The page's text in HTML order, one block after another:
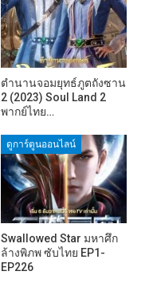
ตำนานจอมยุทธ์ภูตถังซาน
2 (2023) Soul Land 2
พากย์ไทย…
ดูการ์ตูนออนไลน์
Swallowed Star มหาศึก
ล้างพิภพ ซับไทย EP1-
EP226